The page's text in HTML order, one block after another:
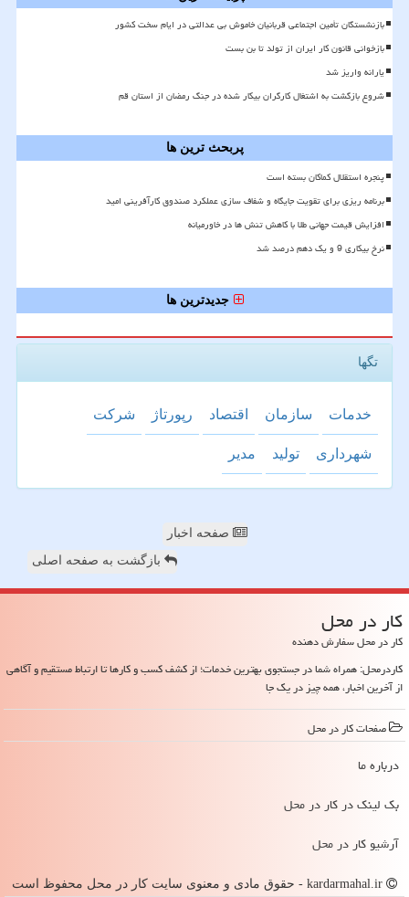
بازنشستگان تأمین اجتماعی قربانیان خاموش بی عدالتی در ایام سخت کشور
بازخوانی قانون کار ایران از تولد تا بن بست
یارانه واریز شد
شروع بازگشت به اشتغال کارگران بیکار شده در جنگ رمضان از استان قم
پربحث ترین ها
پنجره استقلال کماکان بسته است
برنامه ریزی برای تقویت جایگاه و شفاف سازی عملکرد صندوق کارآفرینی امید
افزایش قیمت جهانی طلا با کاهش تنش ها در خاورمیانه
نرخ بیکاری 9 و یک دهم درصد شد
جدیدترین ها
تگها
خدمات سازمان اقتصاد رپورتاژ شركت
شهرداری تولید مدیر
صفحه اخبار
بازگشت به صفحه اصلی
كار در محل
کار در محل سفارش دهنده
کاردرمحل: همراه شما در جستجوی بهترین خدمات؛ از کشف کسب و کارها تا ارتباط مستقیم و آگاهی
از آخرین اخبار، همه چیز در یک جا
صفحات كار در محل
درباره ما
بک لینک در كار در محل
آرشیو كار در محل